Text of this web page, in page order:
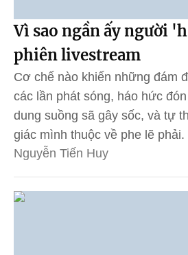
Vì sao ngần ấy người
phiên livestream
Cơ chế nào khiến những đám
các lần phát sóng, háo hức
dung suồng sã gây sốc, và tự
giác mình thuộc về phe lẽ phải.
Nguyễn Tiến Huy